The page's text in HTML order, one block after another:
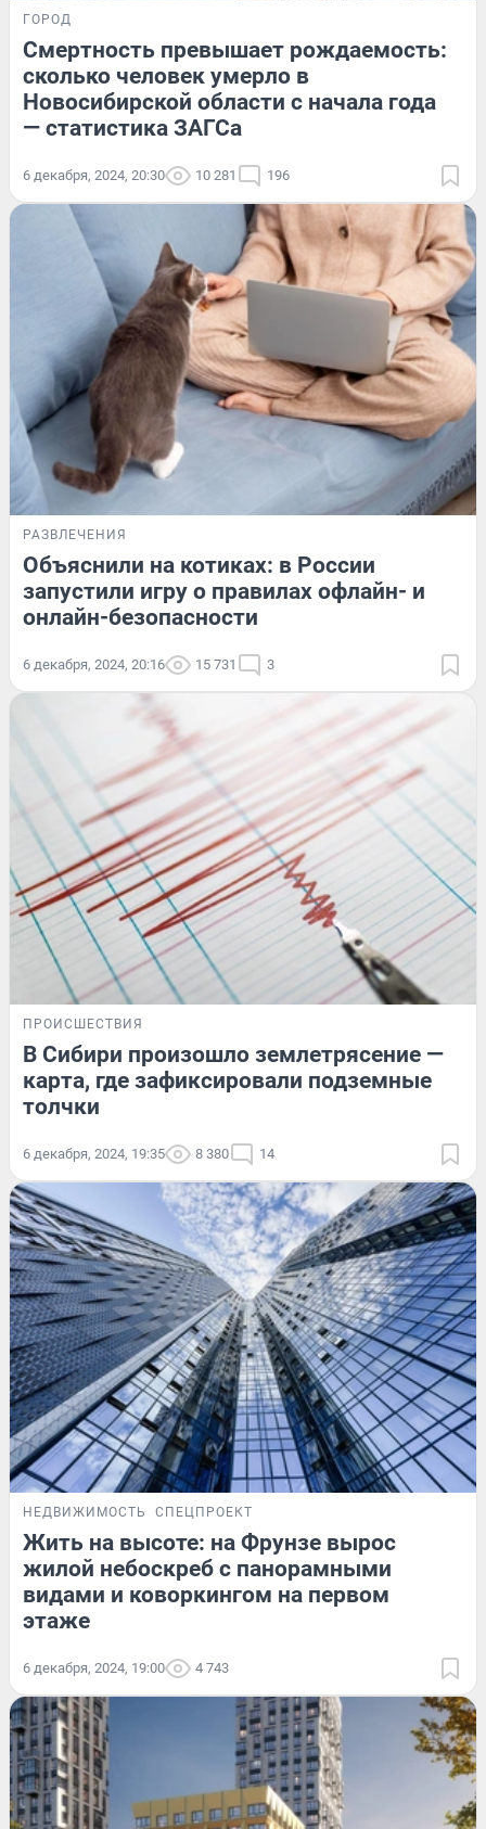
ГОРОД
Смертность превышает рождаемость:
сколько человек умерло в
Новосибирской области с начала года
— статистика ЗАГСа
6 декабря, 2024, 20:30 10 281 196
РАЗВЛЕЧЕНИЯ
Объяснили на котиках: в России
запустили игру о правилах офлайн- и
онлайн-безопасности
6 декабря, 2024, 20:16 15 731 3
ПРОИСШЕСТВИЯ
В Сибири произошло землетрясение —
карта, где зафиксировали подземные
толчки
6 декабря, 2024, 19:35 8 380 14
НЕДВИЖИМОСТЬ СПЕЦПРОЕКТ
Жить на высоте: на Фрунзе вырос
жилой небоскреб с панорамными
видами и коворкингом на первом
этаже
6 декабря, 2024, 19:00 4 743